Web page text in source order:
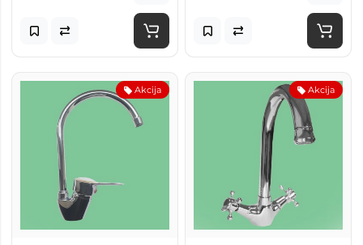
Akcija Akcija